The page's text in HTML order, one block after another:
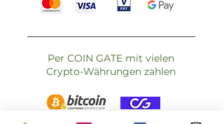
Per COIN GATE mit vielen
Crypto-Währungen zahlen